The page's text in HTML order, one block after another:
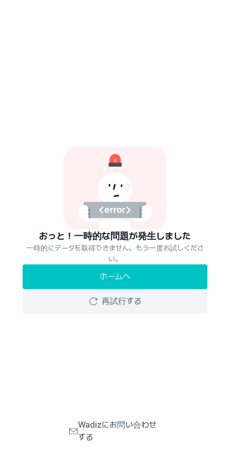
おっと！一時的な問題が発生しました
一時的にデータを取得できません。もう一度お試しくださ
い。
ホームへ
再試行する
Wadizにお問い合わせ
する